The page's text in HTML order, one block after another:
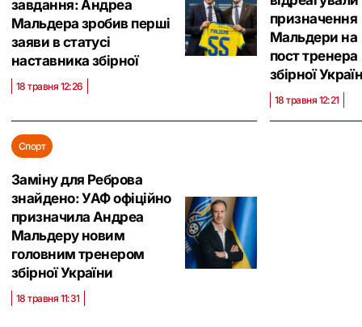
завдання: Андреа
Мальдера зробив перші
заяви в статусі
наставника збірної
18 травня 12:26
призначення
Мальдери на
пост тренера
збірної
18 травня 12:21
Спорт
Заміну для Реброва
знайдено: УАФ офіційно
призначила Андреа
Мальдеру новим
головним тренером
збірної України
18 травня 11:31